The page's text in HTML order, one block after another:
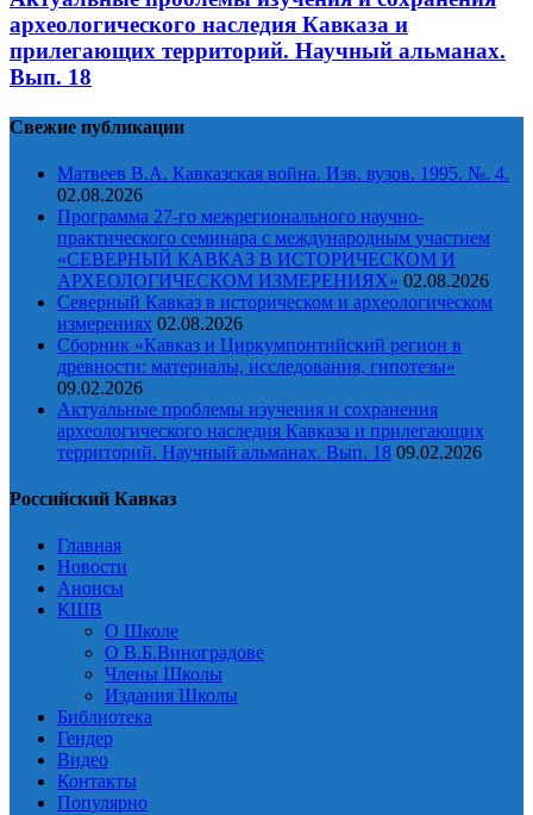
археологического наследия Кавказа и
прилегающих территорий. Научный альманах.
Вып. 18
Свежие публикации
Матвеев В.А. Кавказская война. Изв. вузов. 1995. №. 4.
02.08.2026
Программа 27-го межрегионального научно-
практического семинара с международным участием
«СЕВЕРНЫЙ КАВКАЗ В ИСТОРИЧЕСКОМ И
АРХЕОЛОГИЧЕСКОМ ИЗМЕРЕНИЯХ» 02.08.2026
Северный Кавказ в историческом и археологическом
измерениях 02.08.2026
Сборник «Кавказ и Циркумпонтийский регион в
древности: материалы, исследования, гипотезы»
09.02.2026
Актуальные проблемы изучения и сохранения
археологического наследия Кавказа и прилегающих
территорий. Научный альманах. Вып. 18 09.02.2026
Российский Кавказ
Главная
Новости
Анонсы
КШВ
О Школе
О В.Б.Виноградове
Члены Школы
Издания Школы
Библиотека
Гендер
Видео
Контакты
Популярно